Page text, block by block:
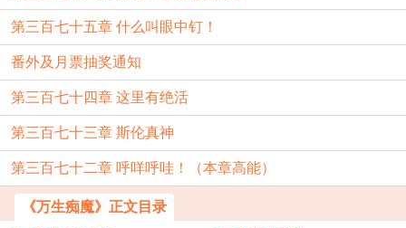
第三百七十五章 什么叫眼中钉！
番外及月票抽奖通知
第三百七十四章 这里有绝活
第三百七十三章 斯伦真神
第三百七十二章 呼咩呼哇！（本章高能）
《万生痴魔》正文目录